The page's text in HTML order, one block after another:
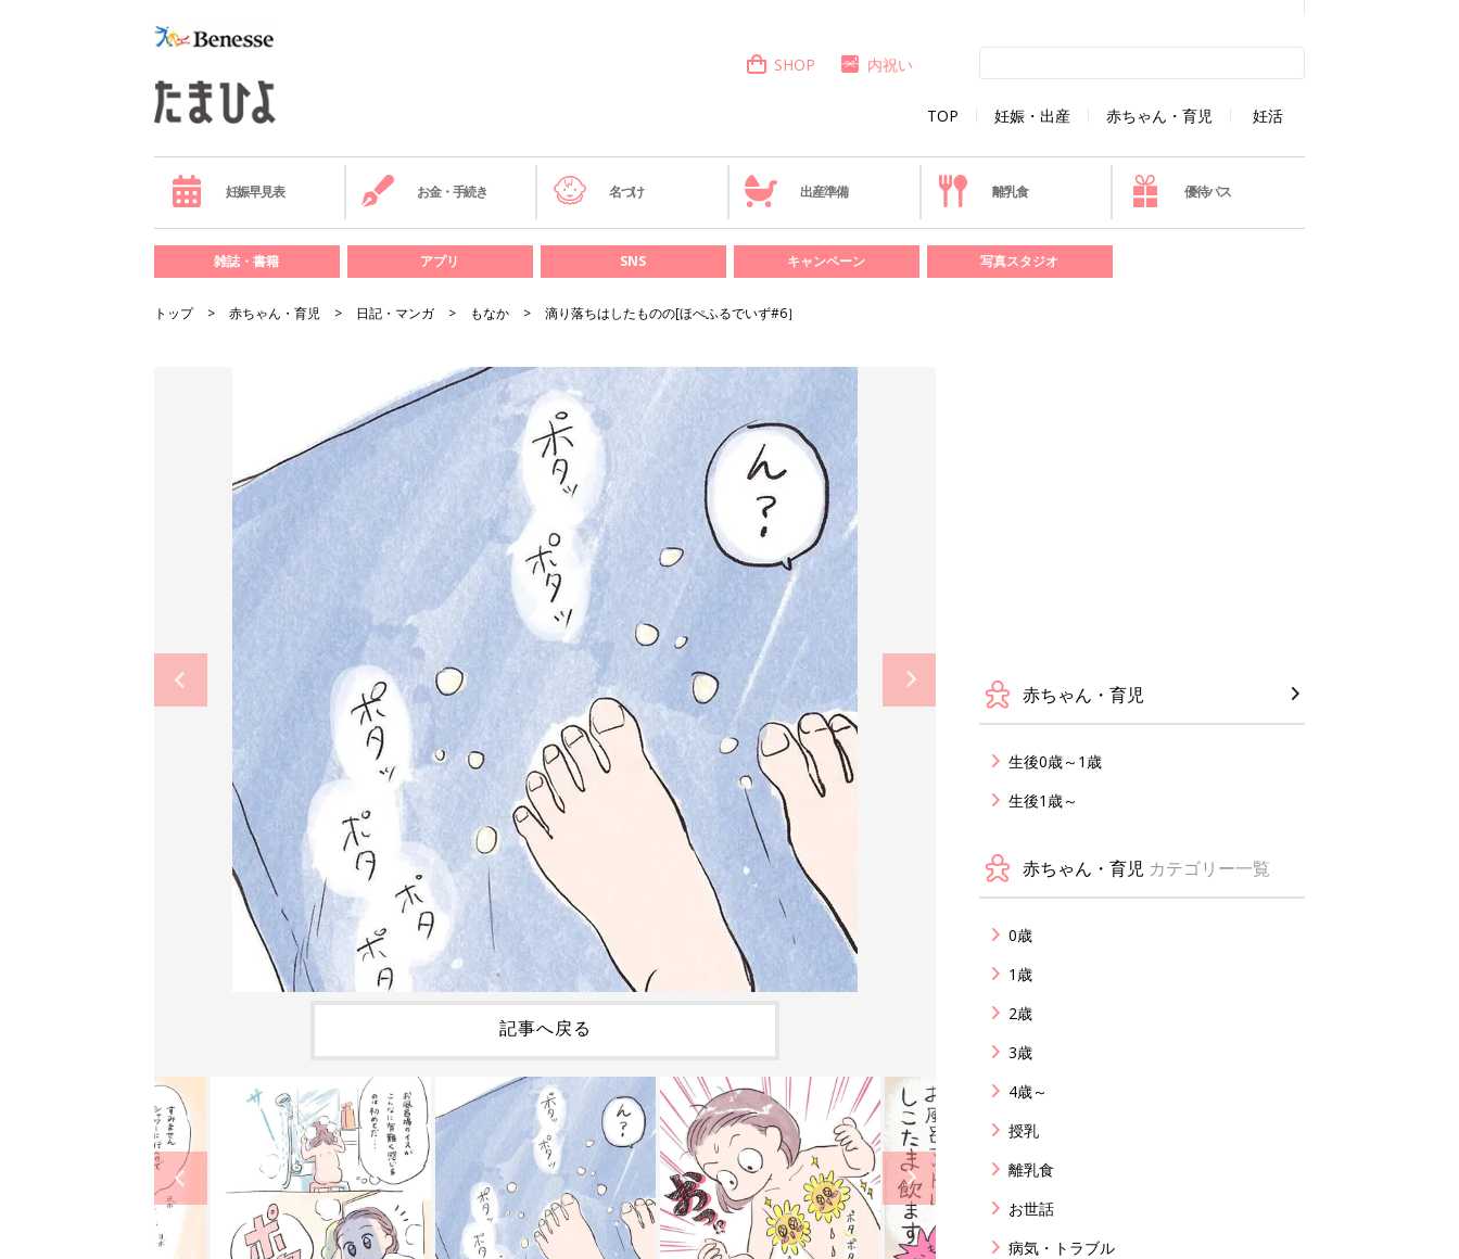
TOP 妊娠・出産 赤ちゃん・育児 妊活
SHOP 内祝い
妊娠早見表 お金・手続き 名づけ 出産準備 離乳食 優待パス
雑誌・書籍 アプリ SNS キャンペーン 写真スタジオ
トップ 赤ちゃん・育児 日記・マンガ もなか 滴り落ちはしたものの[ほぺふるでいず#6］
記事へ戻る
赤ちゃん・育児
生後0歳～1歳
生後1歳～
赤ちゃん・育児 カテゴリー一覧
0歳
1歳
2歳
3歳
4歳～
授乳
離乳食
お世話
病気・トラブル